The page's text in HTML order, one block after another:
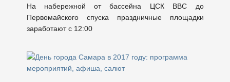
На набережной от бассейна ЦСК ВВС до
Первомайского спуска праздничные площадки
заработают с 12:00